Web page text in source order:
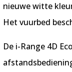
nieuwe witte
Het vuurbed
De i-Range 4D